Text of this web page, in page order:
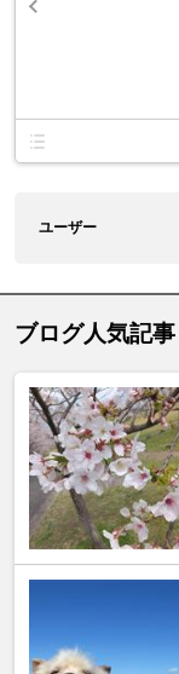
ユーザー
ブログ人気記事